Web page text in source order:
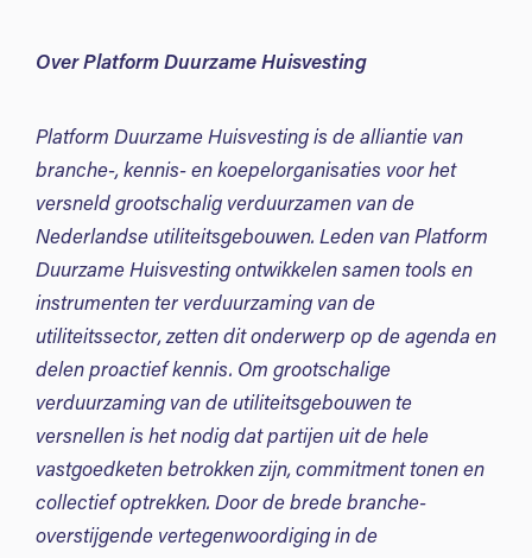
Over Platform Duurzame Huisvesting
Platform Duurzame Huisvesting is de alliantie van
branche-, kennis- en koepelorganisaties voor het
versneld grootschalig verduurzamen van de
Nederlandse utiliteitsgebouwen. Leden van Platform
Duurzame Huisvesting ontwikkelen samen tools en
instrumenten ter verduurzaming van de
utiliteitssector, zetten dit onderwerp op de agenda en
delen proactief kennis. Om grootschalige
verduurzaming van de utiliteitsgebouwen te
versnellen is het nodig dat partijen uit de hele
vastgoedketen betrokken zijn, commitment tonen en
collectief optrekken. Door de brede branche-
overstijgende vertegenwoordiging in de